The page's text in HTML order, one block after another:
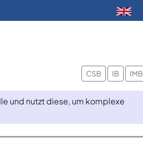
CSB IB IMB
und nutzt diese, um komplexe